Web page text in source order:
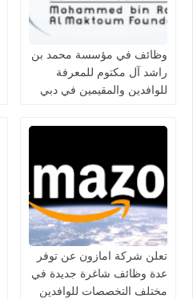
وظائف في مؤسسة محمد بن
راشد آل مكتوم للمعرفة
للوافدين والمقيمين في دبي
تعلن شركة امازون عن توفر
عدة وظائف شاغرة جديدة في
مختلف التخصصات للوافدين